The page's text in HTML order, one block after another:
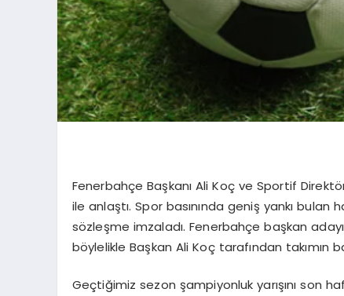
Fenerbahçe Başkanı Ali Koç ve Sportif
ile anlaştı. Spor basınında geniş yankı
sözleşme imzaladı. Fenerbahçe başkan adayı
böylelikle Başkan Ali Koç tarafından takımın
Geçtiğimiz sezon şampiyonluk yarışını son